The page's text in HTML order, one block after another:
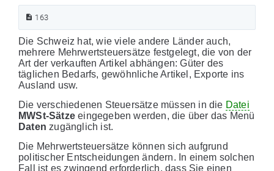
163
Die Schweiz hat, wie viele andere Länder auch,
mehrere Mehrwertsteuersätze festgelegt, die von der
Art der verkauften Artikel abhängen: Güter des
täglichen Bedarfs, gewöhnliche Artikel, Exporte ins
Ausland usw.
Die verschiedenen Steuersätze müssen in die Datei
MWSt-Sätze eingegeben werden, die über das Menü
Daten zugänglich ist.
Die Mehrwertsteuersätze können sich aufgrund
politischer Entscheidungen ändern. In einem solchen
Fall ist es zwingend erforderlich, dass Sie einen